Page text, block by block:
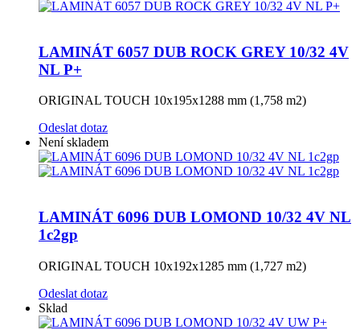
LAMINÁT 6057 DUB ROCK GREY 10/32 4V
NL P+
ORIGINAL TOUCH 10x195x1288 mm (1,758 m2)
Odeslat dotaz
Není skladem
LAMINÁT 6096 DUB LOMOND 10/32 4V NL
1c2gp
ORIGINAL TOUCH 10x192x1285 mm (1,727 m2)
Odeslat dotaz
Sklad